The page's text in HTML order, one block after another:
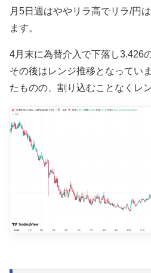
月5日週はややリラ高でリラ/円
ます。
4月末に為替介入で下落し3.426
その後はレンジ推移となってい
たものの、割り込むことなくレ